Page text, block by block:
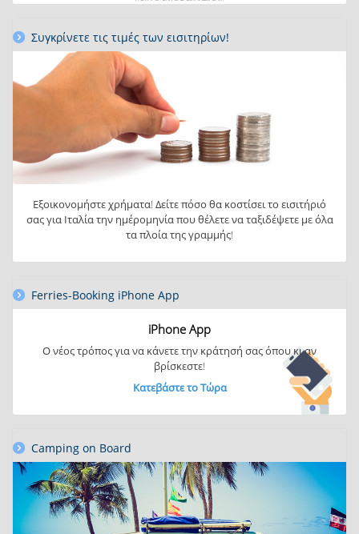
Συγκρίνετε τις τιμές των εισιτηρίων!
Εξοικονομήστε χρήματα! Δείτε πόσο θα κοστίσει το εισιτήριό
σας για Ιταλία την ημέρομηνία που θέλετε να ταξιδέψετε με όλα
τα πλοία της γραμμής!
Ferries-Booking iPhone App
iPhone App
Ο νέος τρόποςγια να κάνετε την κράτησή σας όπουκι αν
βρίσκεστε!
Κατεβάστε το Τώρα
Camping on Βoard